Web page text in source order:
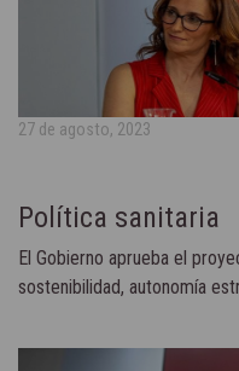
27 de agosto, 2023
Política sanitaria
El Gobierno aprueba el
sostenibilidad, autonomía